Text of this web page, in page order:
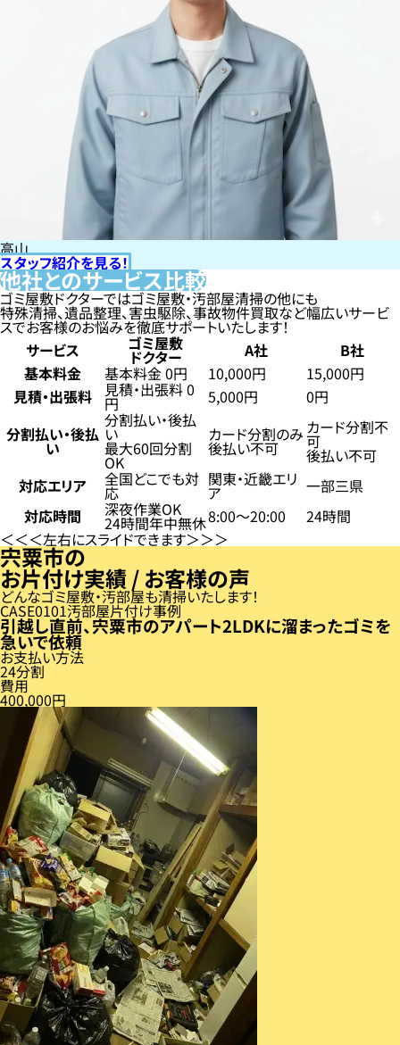
高山
スタッフ紹介を見る！
他社とのサービス比較
ゴミ屋敷ドクターではゴミ屋敷・汚部屋清掃の他にも
特殊清掃、遺品整理、害虫駆除、事故物件買取など幅広いサービ
スでお客様のお悩みを徹底サポートいたします！
サービス
ゴミ屋敷
ドクター A社
B社
基本料金
基本料金 0円 10,000円
15,000円
見積・出張料
見積・出張料 0
円 5,000円
0円
分割払い・後払
い
分割払い・後払
い
最大60回分割
OK
カード分割のみ
後払い不可
カード分割不
可
後払い不可
対応エリア
全国どこでも対
応
関東・近畿エリ
ア
一部三県
対応時間
深夜作業OK
24時間年中無休8:00〜20:00
24時間
左右にスライドできます
宍粟市の
お片付け実績 / お客様の声
どんなゴミ屋敷・汚部屋も清掃いたします！
CASE 01汚部屋片付け事例
引越し直前、宍粟市のアパート2LDKに溜まったゴミを
急いで依頼
お支払い方法
24分割
費用
400,000円